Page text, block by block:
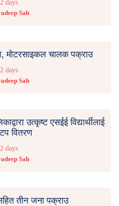
2 days
Sah
मोटरसाइकल चालक पक्राउ
2 days
Sah
उत्कृष्ट एसईई विद्यार्थीलाई
वितरण
2 days
Sah
तीन जना पक्राउ